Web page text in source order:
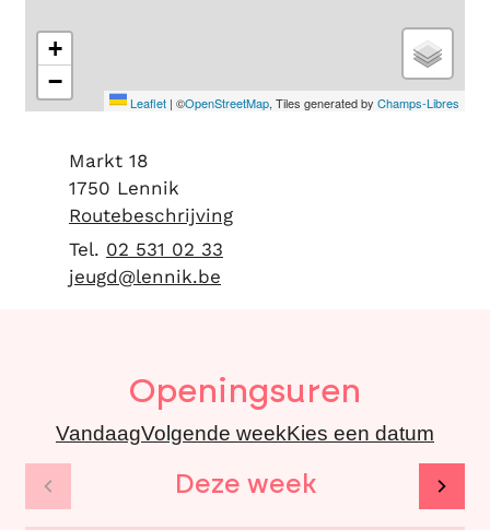
+
−
Leaflet | ©OpenStreetMap, Tiles generated by Champs-Libres
AdresMarkt 18
,1750 Lennik
Routebeschrijving
02 531 02 33
E-mailjeugd@lennik.be
Openingsuren
VandaagVolgende weekKies een datum
Deze week
Bekijk openingsuren van de week hiervoor